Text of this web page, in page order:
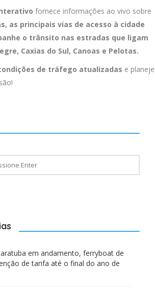
fornece informações ao vivo sobre
as principais vias de acesso à cidade
o trânsito nas estradas que ligam
, Caxias do Sul, Canoas e Pelotas.
de tráfego atualizadas e planeje
em andamento, ferryboat de
de tarifa até o final do ano de